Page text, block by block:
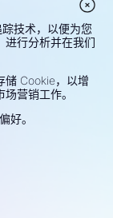
杠杆产品，具有
不适合所有投资
前请慎重考虑您的
。如对风险或交易
。请勿使用无法
技术，以便为您
进行分析并在我们
储 Cookie，以增
营销工作。
好。